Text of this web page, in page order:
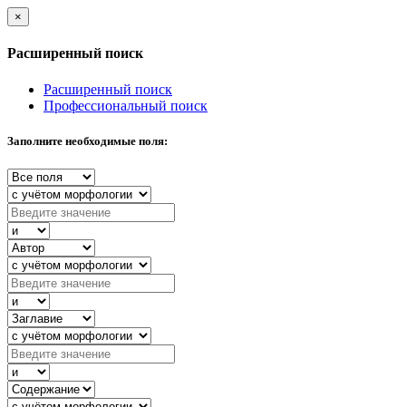
×
Расширенный поиск
Расширенный поиск
Профессиональный поиск
Заполните необходимые поля: